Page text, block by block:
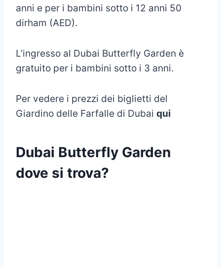
anni e per i bambini sotto i 12 anni 50
dirham (AED).
L’ingresso al Dubai Butterfly Garden è
gratuito per i bambini sotto i 3 anni.
Per vedere i prezzi dei biglietti del
Giardino delle Farfalle di Dubai qui
Dubai Butterfly Garden
dove si trova?